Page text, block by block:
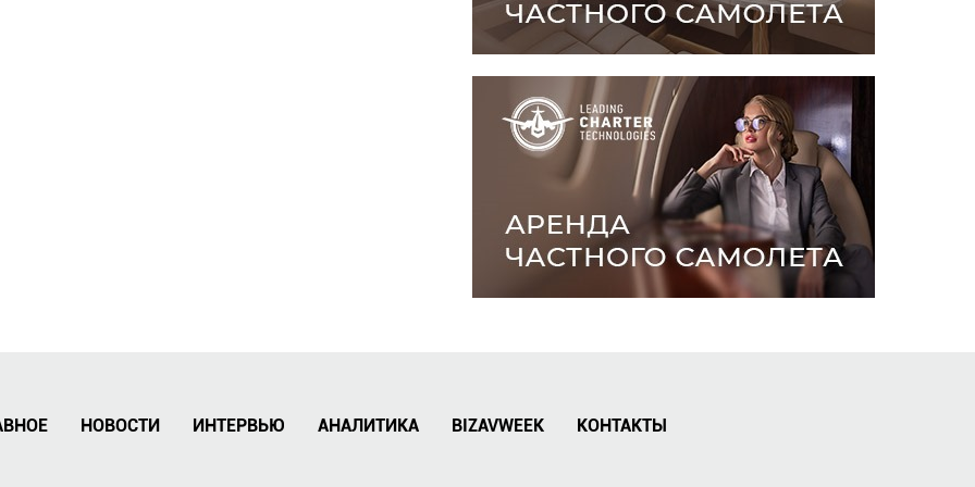
НОВОСТИ ИНТЕРВЬЮ АНАЛИТИКА BIZAVWEEK КОНТАКТЫ